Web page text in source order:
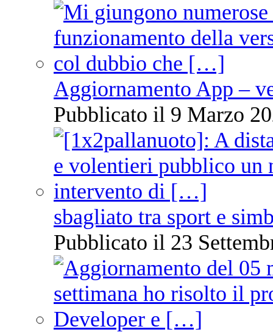
Aggiornamento App –
Pubblicato il 9 Marzo
sbagliato tra sport e
Pubblicato il 23